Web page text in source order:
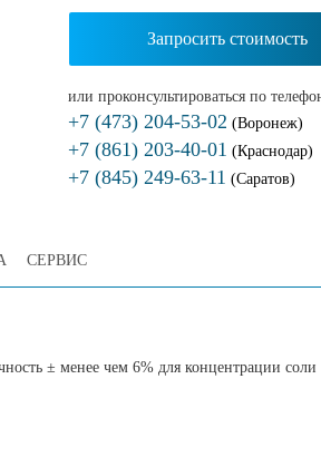
Запросить стоимость
или проконсультироваться по
+7 (473) 204-53-02 (Воронеж)
+7 (861) 203-40-01 (Краснодар)
+7 (845) 249-63-11 (Саратов)
СЕРВИС
± менее чем 6% для концентрации